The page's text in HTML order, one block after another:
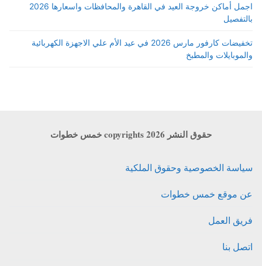
اجمل أماكن خروجة العيد في القاهرة والمحافظات واسعارها 2026
بالتفصيل
تخفيضات كارفور مارس 2026 في عيد الأم علي الاجهزة الكهربائية
والموبايلات والمطبخ
حقوق النشر copyrights 2026 خمس خطوات
سياسة الخصوصية وحقوق الملكية
عن موقع خمس خطوات
فريق العمل
اتصل بنا